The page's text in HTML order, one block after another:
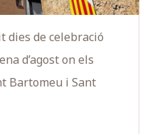
dies de celebració
d’agost on els
Bartomeu i Sant